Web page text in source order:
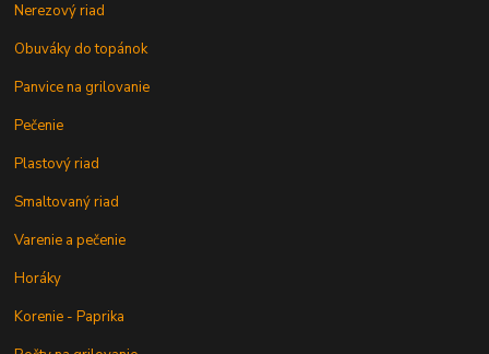
Nerezový riad
Obuváky do topánok
Panvice na grilovanie
Pečenie
Plastový riad
Smaltovaný riad
Varenie a pečenie
Horáky
Korenie - Paprika